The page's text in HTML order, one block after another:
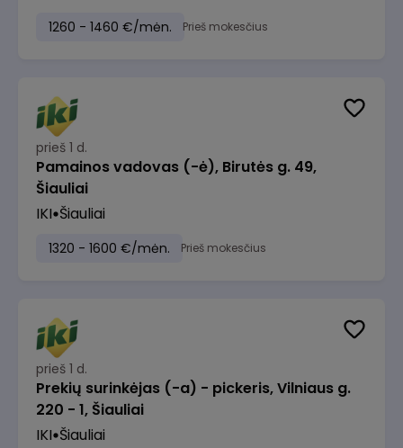
1260 - 1460 €/mėn. Prieš mokesčius
prieš 1 d.
Pamainos vadovas (-ė), Birutės g. 49,
Šiauliai
IKI Šiauliai
1320 - 1600 €/mėn. Prieš mokesčius
prieš 1 d.
Prekių surinkėjas (-a) - pickeris, Vilniaus g.
220 - 1, Šiauliai
IKI Šiauliai